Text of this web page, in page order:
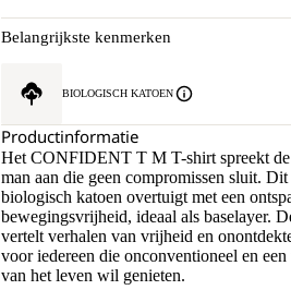
Belangrijkste kenmerken
BIOLOGISCH KATOEN
Productinformatie
Het CONFIDENT T M T-shirt spreekt
man aan die geen compromissen sluit.
biologisch katoen overtuigt met een
bewegingsvrijheid, ideaal als baselayer.
vertelt verhalen van vrijheid en
voor iedereen die onconventioneel en
van het leven wil genieten.